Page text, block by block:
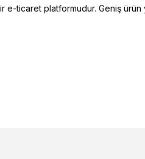
ticaret platformudur. Geniş ürün